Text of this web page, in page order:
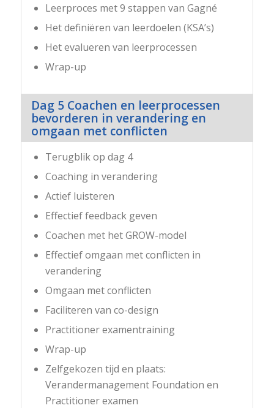
Leerproces met 9 stappen van Gagné
Het definiëren van leerdoelen (KSA’s)
Het evalueren van leerprocessen
Wrap-up
Dag 5 Coachen en leerprocessen
bevorderen in verandering en
omgaan met conflicten
Terugblik op dag 4
Coaching in verandering
Actief luisteren
Effectief feedback geven
Coachen met het GROW-model
Effectief omgaan met conflicten in
verandering
Omgaan met conflicten
Faciliteren van co-design
Practitioner examentraining
Wrap-up
Zelfgekozen tijd en plaats:
Verandermanagement Foundation en
Practitioner examen